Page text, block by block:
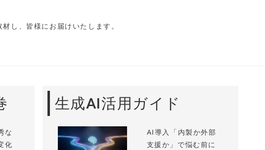
し、皆様にお届けいたします。
な
化
生成AI活用ガイド
AI導入「内製か外部
支援か」で悩む前に